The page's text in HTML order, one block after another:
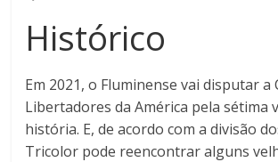
Histórico
Em 2021, o Fluminense vai disputar a
Libertadores da América pela sétima
história. E, de acordo com a divisão
Tricolor pode reencontrar alguns